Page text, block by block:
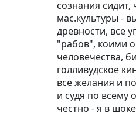
сознания сидит,
мас.культуры -
древности, все
"рабов", коими
человечества,
голливудское
все желания и
и судя по всему
честно - я в